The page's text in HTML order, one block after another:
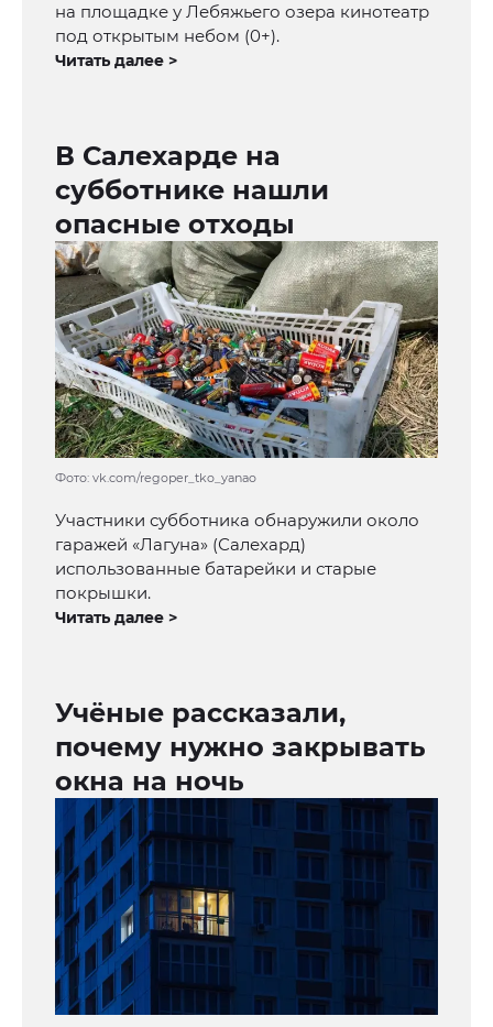
на площадке у Лебяжьего озера кинотеатр
под открытым небом (0+).
Читать далее >
В Салехарде на
субботнике нашли
опасные отходы
Фото: vk.com/regoper_tko_yanao
Участники субботника обнаружили около
гаражей «Лагуна» (Салехард)
использованные батарейки и старые
покрышки.
Читать далее >
Учёные рассказали,
почему нужно закрывать
окна на ночь